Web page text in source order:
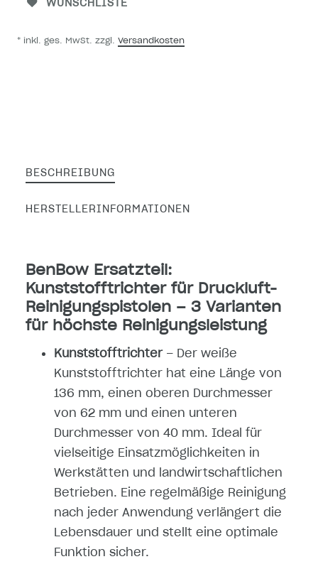
* inkl. ges. MwSt. zzgl. Versandkosten
BESCHREIBUNG
HERSTELLERINFORMATIONEN
BenBow Ersatzteil:
Kunststofftrichter für Druckluft-
Reinigungspistolen – 3 Varianten
für höchste Reinigungsleistung
Kunststofftrichter– Der weiße
Kunststofftrichter hat eine Länge von
136 mm, einen oberen Durchmesser
von 62 mm und einen unteren
Durchmesser von 40 mm. Ideal für
vielseitige Einsatzmöglichkeiten in
Werkstätten und landwirtschaftlichen
Betrieben. Eine regelmäßige Reinigung
nach jeder Anwendung verlängert die
Lebensdauer und stellt eine optimale
Funktion sicher.